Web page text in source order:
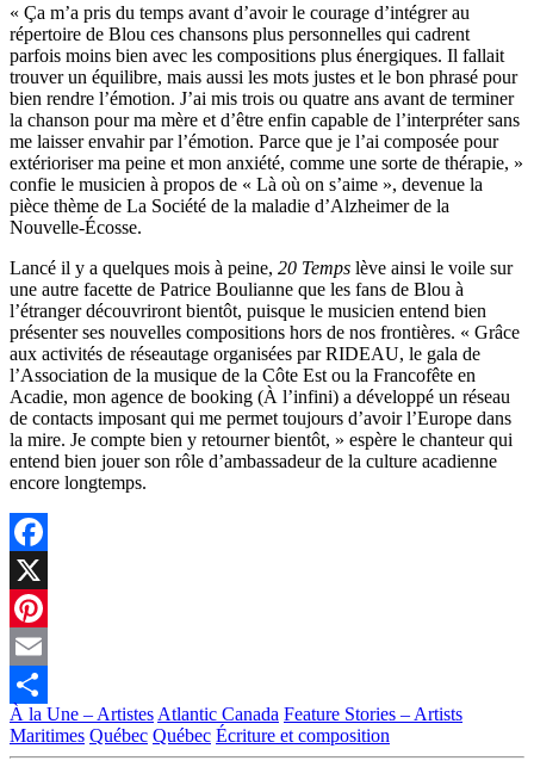
« Ça m’a pris du temps avant d’avoir le courage d’intégrer au
répertoire de Blou ces chansons plus personnelles qui cadrent
parfois moins bien avec les compositions plus énergiques. Il fallait
trouver un équilibre, mais aussi les mots justes et le bon phrasé pour
bien rendre l’émotion. J’ai mis trois ou quatre ans avant de terminer
la chanson pour ma mère et d’être enfin capable de l’interpréter sans
me laisser envahir par l’émotion. Parce que je l’ai composée pour
extérioriser ma peine et mon anxiété, comme une sorte de thérapie, »
confie le musicien à propos de « Là où on s’aime », devenue la
pièce thème de La Société de la maladie d’Alzheimer de la
Nouvelle-Écosse.
Lancé il y a quelques mois à peine, 20 Temps lève ainsi le voile sur
une autre facette de Patrice Boulianne que les fans de Blou à
l’étranger découvriront bientôt, puisque le musicien entend bien
présenter ses nouvelles compositions hors de nos frontières. « Grâce
aux activités de réseautage organisées par RIDEAU, le gala de
l’Association de la musique de la Côte Est ou la Francofête en
Acadie, mon agence de booking (À l’infini) a développé un réseau
de contacts imposant qui me permet toujours d’avoir l’Europe dans
la mire. Je compte bien y retourner bientôt, » espère le chanteur qui
entend bien jouer son rôle d’ambassadeur de la culture acadienne
encore longtemps.
Facebook
X
Pinterest
Email
Partager
À la Une – Artistes Atlantic Canada Feature Stories – Artists
Maritimes Québec Québec Écriture et composition